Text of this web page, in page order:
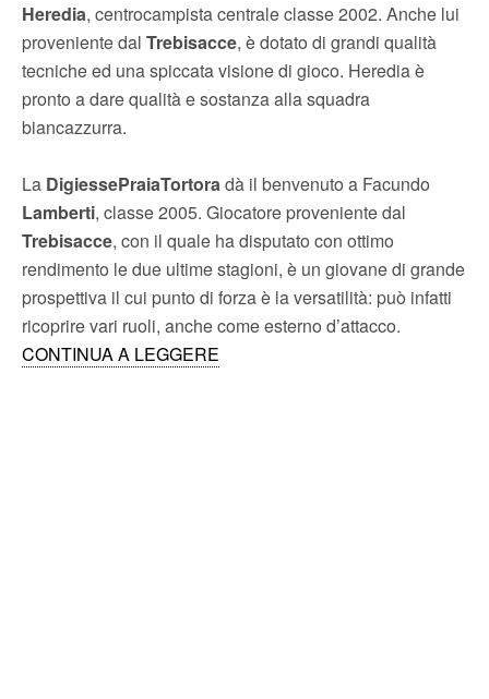
Heredia, centrocampista centrale classe 2002. Anche lui
proveniente dal Trebisacce, è dotato di grandi qualità
tecniche ed una spiccata visione di gioco. Heredia è
pronto a dare qualità e sostanza alla squadra
biancazzurra.
​La DigiessePraiaTortoradà il benvenuto a Facundo
Lamberti, classe 2005. Giocatore proveniente dal
Trebisacce, con il quale ha disputato con ottimo
rendimento le due ultime stagioni, è un giovane di grande
prospettiva il cui punto di forza è la versatilità: può infatti
ricoprire vari ruoli, anche come esterno d’attacco.
CONTINUA A LEGGERE